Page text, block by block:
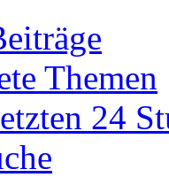
Themen
24